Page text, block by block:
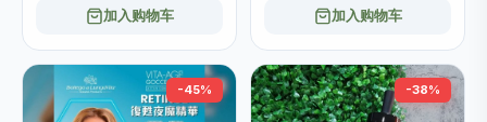
加入购物车 加入购物车
-45% -38%